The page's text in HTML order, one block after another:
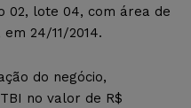
02, lote 04, com área de
24/11/2014.
do negócio,
no valor de R$